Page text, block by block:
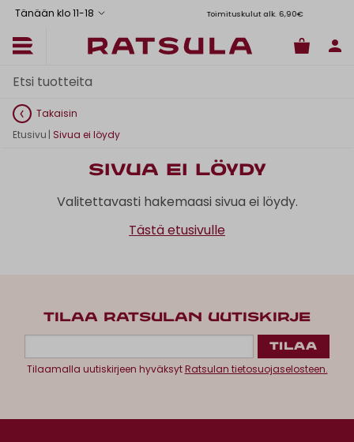
Tänään klo 11-18 Toimituskulut alk. 6,90€
Takaisin
Etusivu | Sivua ei löydy
Sivua ei löydy
Valitettavasti hakemaasi sivua ei löydy.
Tästä etusivulle
TILAA RATSULAN UUTISKIRJE
Tilaamalla uutiskirjeen hyväksytRatsulan tietosuojaselosteen.